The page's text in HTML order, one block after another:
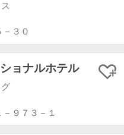
３０
ョナルホテル
９７３－１